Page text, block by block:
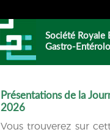
Société Royale
Gastro-
Présentations de la
2026
Vous trouverez sur